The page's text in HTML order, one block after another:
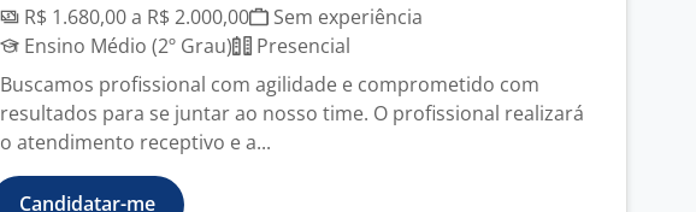
R$ 1.680,00 a R$ 2.000,00
Sem experiência
Ensino Médio (2º Grau)
Presencial
Buscamos profissional com agilidade e comprometido com
resultados para se juntar ao nosso time. O profissional realizará
o atendimento receptivo e a...
Candidatar-me